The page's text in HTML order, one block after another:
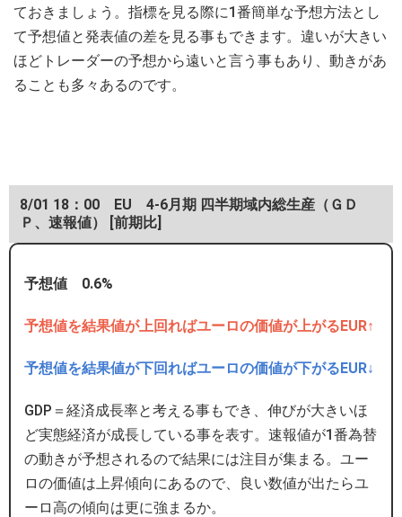
ておきましょう。指標を見る際に1番簡単な予想方法とし
て予想値と発表値の差を見る事もできます。違いが大きい
ほどトレーダーの予想から遠いと言う事もあり、動きがあ
ることも多々あるのです。
8/01 18：00 EU 4-6月期 四半期域内総生産（ＧＤ
Ｐ、速報値） [前期比]
予想値 0.6%
予想値を結果値が上回ればユーロの価値が上がるEUR↑
予想値を結果値が下回ればユーロの価値が下がるEUR↓
GDP＝経済成長率と考える事もでき、伸びが大きいほ
ど実態経済が成長している事を表す。速報値が1番為替
の動きが予想されるので結果には注目が集まる。ユー
ロの価値は上昇傾向にあるので、良い数値が出たらユ
ーロ高の傾向は更に強まるか。